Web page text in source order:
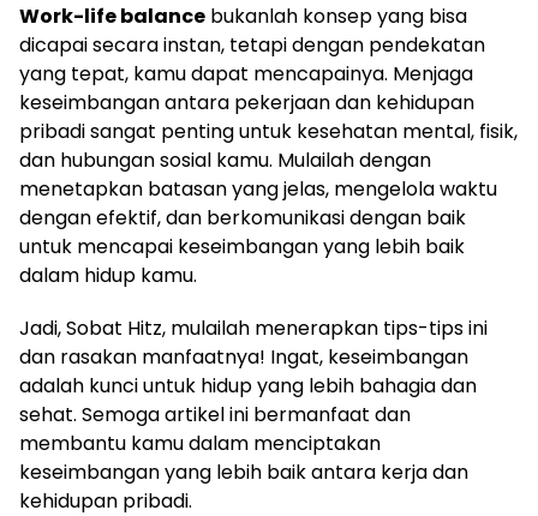
Work-life balance bukanlah konsep yang bisa
dicapai secara instan, tetapi dengan pendekatan
yang tepat, kamu dapat mencapainya. Menjaga
keseimbangan antara pekerjaan dan kehidupan
pribadi sangat penting untuk kesehatan mental, fisik,
dan hubungan sosial kamu. Mulailah dengan
menetapkan batasan yang jelas, mengelola waktu
dengan efektif, dan berkomunikasi dengan baik
untuk mencapai keseimbangan yang lebih baik
dalam hidup kamu.
Jadi, Sobat Hitz, mulailah menerapkan tips-tips ini
dan rasakan manfaatnya! Ingat, keseimbangan
adalah kunci untuk hidup yang lebih bahagia dan
sehat. Semoga artikel ini bermanfaat dan
membantu kamu dalam menciptakan
keseimbangan yang lebih baik antara kerja dan
kehidupan pribadi.